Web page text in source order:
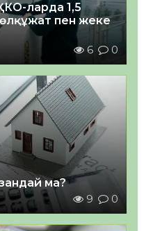
ларда 1,5
пен жеке
6 0
ма?
9 0